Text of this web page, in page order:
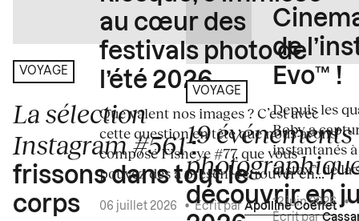
VOYAGE
La sélection
Instagram #561:
frissons dans tout le
corps
au cœur des
festivals photo de
l’été 2026
Que valent nos images ? C’est avec
cette question en tête que nous avons
composé Fisheye #77, que vous
pouvez dès à présent retrouver en...
06 juillet 2026 •Écrit par Apolline Coëffet
VOYAGE
19 événements
découvrir en
de
Evo™ !
Depuis les
Boby a
instantanés
instax™ de la
12 juin 2026 •
Écrit par